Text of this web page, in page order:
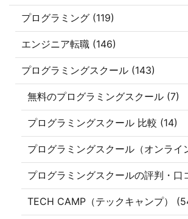
プログラミング (119)
エンジニア転職 (146)
プログラミングスクール (143)
無料のプログラミングスクール (7)
プログラミングスクール 比較 (14)
プログラミングスクール（オンライ
プログラミングスクールの評判・口
TECH CAMP（テックキャンプ）